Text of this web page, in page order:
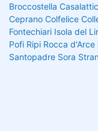
Broccostella
Ceprano Colfelice
Fontechiari Isola del
Pofi Ripi Rocca d'Arce
Santopadre Sora